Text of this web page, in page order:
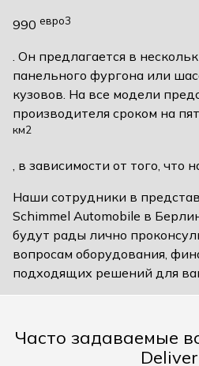
990 евро3
. Он предлагается в
панельного фургона или
кузовов. На все модели
производителя сроком на
км2
, в зависимости от того, что
Наши сотрудники в
Schimmel Automobile в
будут рады лично
вопросам оборудования,
подходящих решений для
Часто задаваемые